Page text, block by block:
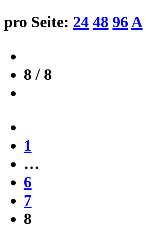
pro Seite: 24 48 96A
8 / 8
1
…
6
7
8